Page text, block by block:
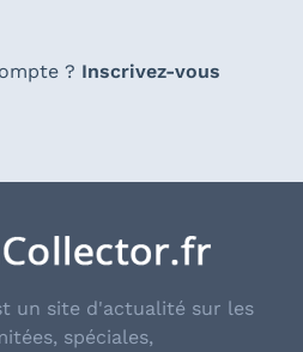
? Inscrivez-vous
un site d'actualité sur les
spéciales,